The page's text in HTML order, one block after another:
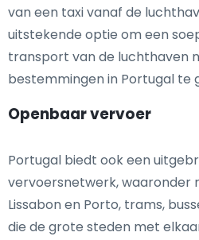
van een taxi vanaf de
uitstekende optie om een
transport van de luchthaven
bestemmingen in Portugal te
Openbaar vervoer
Portugal biedt ook een
vervoersnetwerk, waaronder
Lissabon en Porto, trams,
die de grote steden met